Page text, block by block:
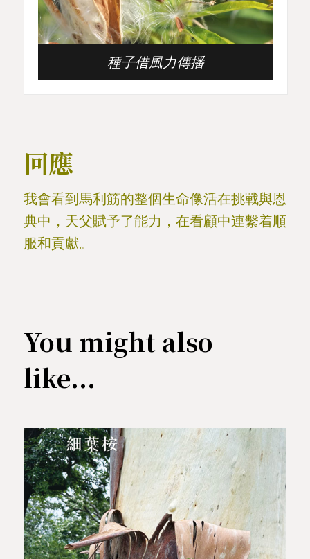
種子借風力傳播
回應
我會看到馬利筋的整個生命像活在挑戰與恩
典中，天父賦予了能力，在看顧中連繫着順
服和貢獻。
You might also
like...